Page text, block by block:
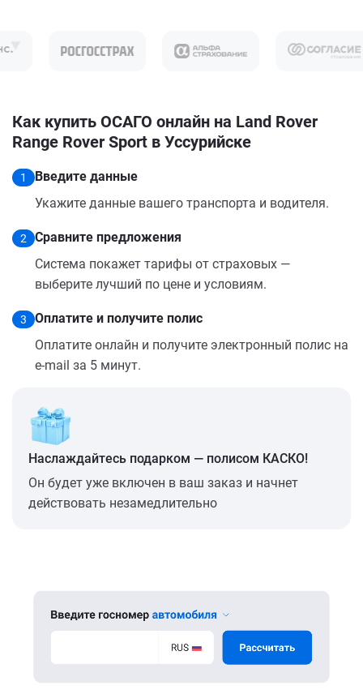
Как купить ОСАГО онлайн на Land Rover
Range Rover Sport в Уссурийске
1
Введите данные
Укажите данные вашего транспорта и водителя.
2
Сравните предложения
Система покажет тарифы от страховых —
выберите лучший по цене и условиям.
3
Оплатите и получите полис
Оплатите онлайн и получите электронный полис на
e-mail за 5 минут.
Наслаждайтесь подарком — полисом КАСКО!
Он будет уже включен в ваш заказ и начнет
действовать незамедлительно